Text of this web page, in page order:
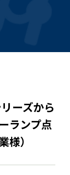
ーズから
ランプ点
）